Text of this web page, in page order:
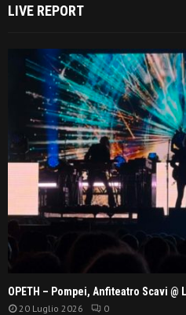
LIVE REPORT
OPETH – Pompei, Anfiteatro Scavi @
20 Luglio 2026 0